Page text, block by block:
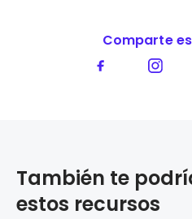
Comparte
También te
estos recursos